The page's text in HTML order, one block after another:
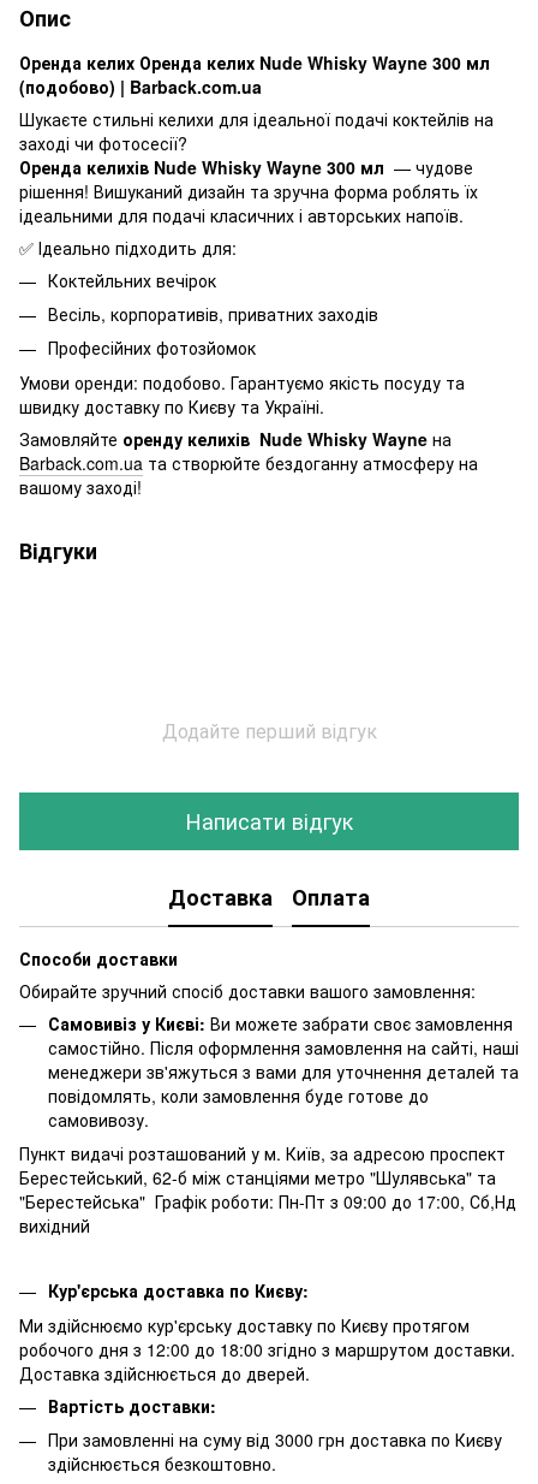
Опис
Оренда келих Оренда келих Nude Whisky Wayne 300 мл
(подобово) | Barback.com.ua
Шукаєте стильні келихи для ідеальної подачі коктейлів на
заході чи фотосесії?
Оренда келихів Nude Whisky Wayne 300 мл — чудове
рішення! Вишуканий дизайн та зручна форма роблять їх
ідеальними для подачі класичних і авторських напоїв.
✅ Ідеально підходить для:
Коктейльних вечірок
Весіль, корпоративів, приватних заходів
Професійних фотозйомок
Умови оренди: подобово. Гарантуємо якість посуду та
швидку доставку по Києву та Україні.
Замовляйте оренду келихів Nude Whisky Wayne на
Barback.com.ua та створюйте бездоганну атмосферу на
вашому заході!
Відгуки
Додайте перший відгук
Написати відгук
Доставка Оплата
Способи доставки
Обирайте зручний спосіб доставки вашого замовлення:
Самовивіз у Києві: Ви можете забрати своє замовлення
самостійно. Після оформлення замовлення на сайті, наші
менеджери зв'яжуться з вами для уточнення деталей та
повідомлять, коли замовлення буде готове до
самовивозу.
Пункт видачі розташований у м. Київ, за адресою проспект
Берестейський, 62-б між станціями метро "Шулявська" та
"Берестейська" Графік роботи: Пн-Пт з 09:00 до 17:00, Сб,Нд
вихідний
Кур'єрська доставка по Києву:
Ми здійснюємо кур'єрську доставку по Києву протягом
робочого дня з 12:00 до 18:00 згідно з маршрутом доставки.
Доставка здійснюється до дверей.
Вартість доставки:
При замовленні на суму від 3000 грн доставка по Києву
здійснюється безкоштовно.